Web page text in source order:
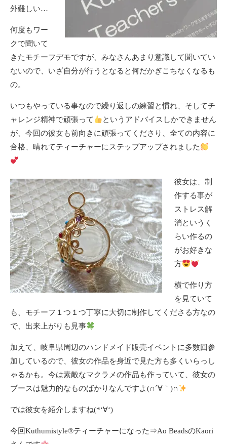
外難しい…
何度もワー
クで聞いて
きたモチーフデモですが、みなさんあまり意識して聞いてい
ないので、いざ自分が行うとなると何だかぎこちなくなるも
の。
いつもやっている事なので繰り返しの練習と慣れ、そしてチ
ャレンジ精神で頑張って
というアドバイスしかできません
が、今回の彼女も前向きに頑張ってくださり、全ての内容に
合格、晴れてティーチャーにステップアップされました
彼女は、制
作する事が
ストレス解
消というく
らい作るの
がお好きな
方
横で作り方
を見ていて
も、モチーフ１つ１つ丁寧に大切に制作してくださる方なの
で、出来上がりも見事
加えて、岐阜県周辺のハンドメイド販売イベントに多数回参
加しているので、彼女の作品を身近で見た方も多くいらっし
ゃるかも。今は素敵なマクラメの作品も作っていて、彼女の
ブースは魅力的なものばかりなんですよ(∩´∀｀)∩
では彼女を紹介しますね(*‘∀‘)
今回Kuthumistyle®ティーチャーになった⇒Ao BeadsのKaori